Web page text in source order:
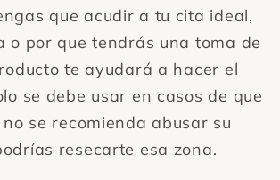
que acudir a tu cita ideal,
o por que tendrás una toma de
te ayudará a hacer el
se debe usar en casos de que
se recomienda abusar su
resecarte esa zona.